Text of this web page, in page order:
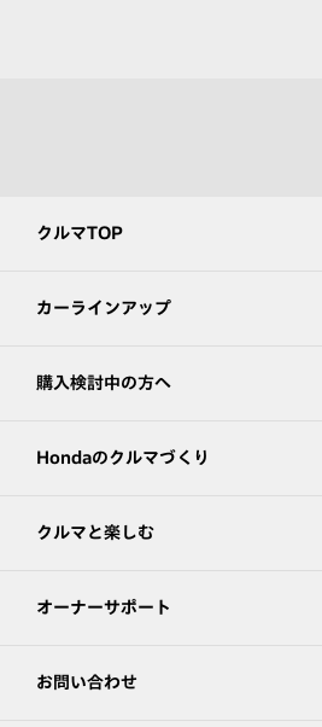
クルマTOP
カーラインアップ
購入検討中の方へ
Hondaのクルマづくり
クルマと楽しむ
オーナーサポート
お問い合わせ